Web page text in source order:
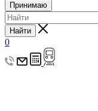
Принимаю
Найти
0